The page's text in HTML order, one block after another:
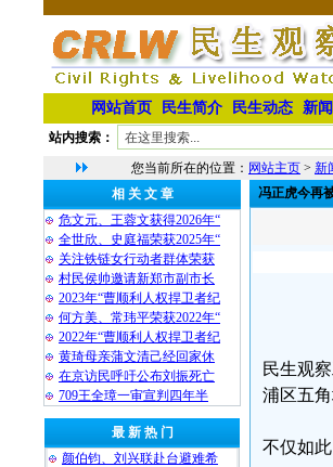
网站首页 民生简介 民生动态 新
站内搜索：
您当前所在的位置： 网站主页 > 新
相 关 文 章
危文元、王蓉文获得2026年“
全世欣、史庭福荣获2025年“
关注铁链女行动者群体荣获
村民侯帅邀请新郑市副市长
2023年“曹顺利人权捍卫者纪
何方美、常玮平荣获2022年“
2022年“曹顺利人权捍卫者纪
黄琦母亲蒲文清己经回家休
在京访民呼吁公布刘振死亡
709王全璋一审宣判四年半
最 新 热 门
颜伯钧、刘兴联赴台避难希
冯正虎今再
民生观
浦区五
不仅如